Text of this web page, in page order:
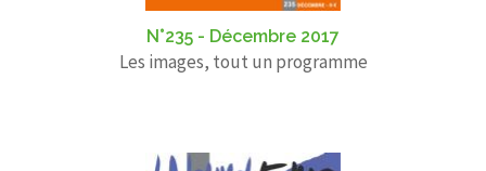
N°235 - Décembre 2017
Les images, tout un programme